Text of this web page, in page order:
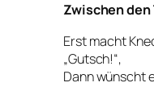
Zwischen den
Erst macht
„Gutsch!“,
Dann wünscht